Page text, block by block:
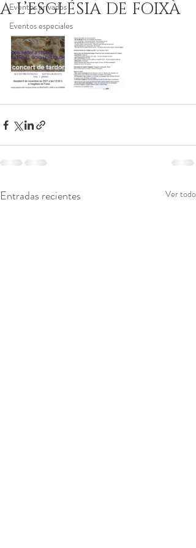
Eventos privados
Eventos especiales
A L’ESGLÉSIA DE FOIXÀ
Entradas recientes Ver todo